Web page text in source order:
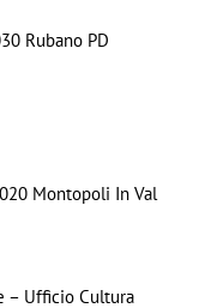
Rubano PD
Montopoli In Val
– Ufficio Cultura